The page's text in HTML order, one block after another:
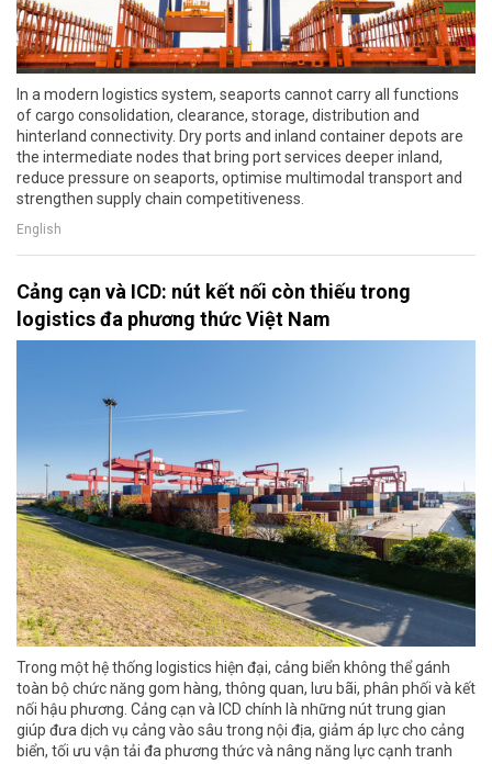
In a modern logistics system, seaports cannot carry all functions
of cargo consolidation, clearance, storage, distribution and
hinterland connectivity. Dry ports and inland container depots are
the intermediate nodes that bring port services deeper inland,
reduce pressure on seaports, optimise multimodal transport and
strengthen supply chain competitiveness.
English
Cảng cạn và ICD: nút kết nối còn thiếu trong
logistics đa phương thức Việt Nam
Trong một hệ thống logistics hiện đại, cảng biển không thể gánh
toàn bộ chức năng gom hàng, thông quan, lưu bãi, phân phối và kết
nối hậu phương. Cảng cạn và ICD chính là những nút trung gian
giúp đưa dịch vụ cảng vào sâu trong nội địa, giảm áp lực cho cảng
biển, tối ưu vận tải đa phương thức và nâng năng lực cạnh tranh